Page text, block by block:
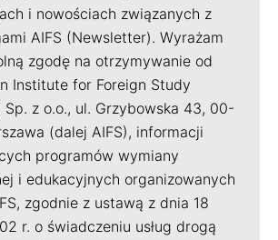
i nowościach związanych z
AIFS (Newsletter). Wyrażam
zgodę na otrzymywanie od
Institute for Foreign Study
Sp. z o.o., ul. Grzybowska 43, 00-
(dalej AIFS), informacji
programów wymiany
i edukacyjnych organizowanych
zgodnie z ustawą z dnia 18
r. o świadczeniu usług drogą